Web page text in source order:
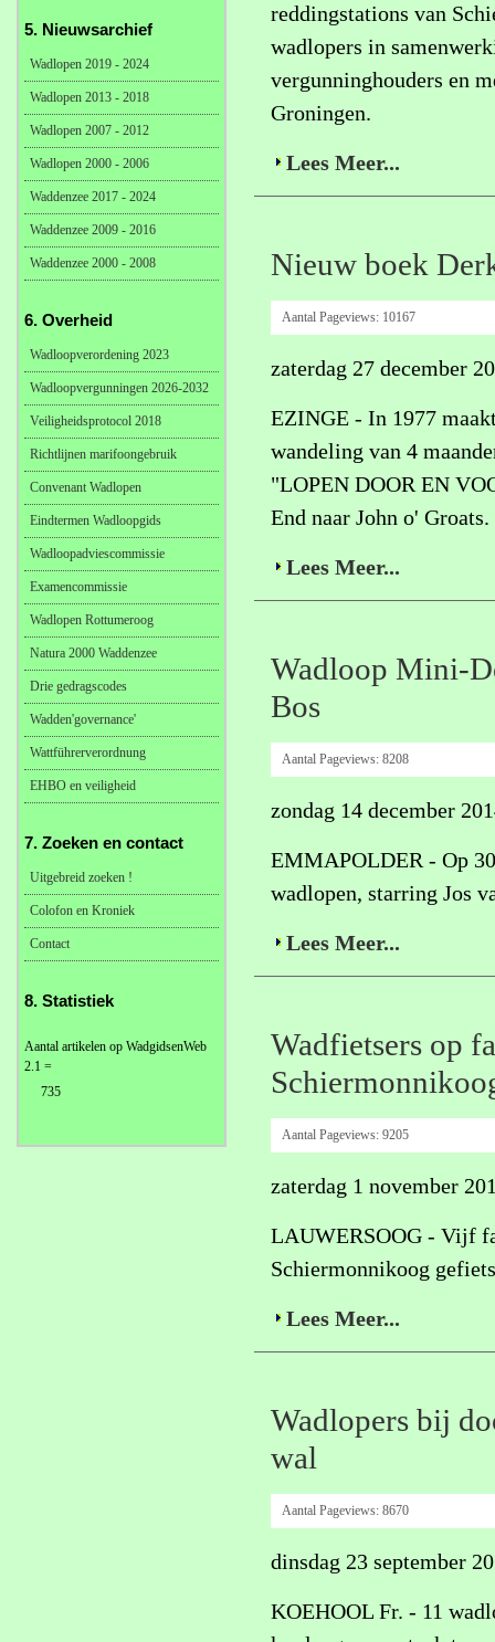
reddingstations van
wadlopers in
vergunninghouders en
Groningen.
Lees Meer...
Nieuw boek
Aantal Pageviews: 10167
zaterdag 27 december
EZINGE - In 1977
wandeling van 4
"LOPEN DOOR EN
End naar John o' Groats.
Lees Meer...
Wadloop Mini-
Bos
Aantal Pageviews: 8208
zondag 14 december
EMMAPOLDER - Op
wadlopen, starring Jos
Lees Meer...
Wadfietsers op
Aantal Pageviews: 9205
zaterdag 1 november
LAUWERSOOG - Vijf
Schiermonnikoog
Lees Meer...
Wadlopers bij
wal
Aantal Pageviews: 8670
dinsdag 23 september
KOEHOOL Fr. - 11
5. Nieuwsarchief
Wadlopen 2019 - 2024
Wadlopen 2013 - 2018
Wadlopen 2007 - 2012
Wadlopen 2000 - 2006
Waddenzee 2017 - 2024
Waddenzee 2009 - 2016
Waddenzee 2000 - 2008
6. Overheid
Wadloopverordening 2023
Wadloopvergunningen 2026-2032
Veiligheidsprotocol 2018
Richtlijnen marifoongebruik
Convenant Wadlopen
Eindtermen Wadloopgids
Wadloopadviescommissie
Examencommissie
Wadlopen Rottumeroog
Natura 2000 Waddenzee
Drie gedragscodes
Wadden'governance'
Wattführerverordnung
EHBO en veiligheid
7. Zoeken en contact
Uitgebreid zoeken !
Colofon en Kroniek
Contact
8. Statistiek
Aantal artikelen op WadgidsenWeb
2.1 =
735